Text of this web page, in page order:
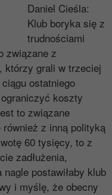
Daniel Cieśla:
Klub boryka się z
trudnościami
związane z
którzy grali w trzeciej
ostatniego
ograniczyć koszty
to związane
z inną polityką
60 tysięcy, to z
zadłużenia,
postawiłaby klub
i myślę, że obecny